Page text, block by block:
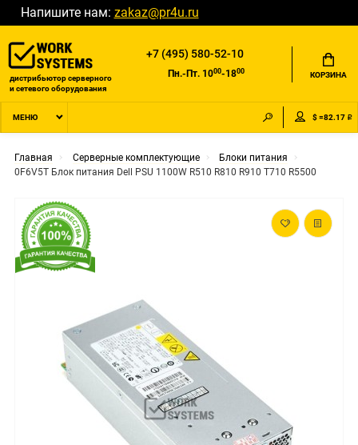
Напишите нам: zakaz@pr4u.ru
дистрибьютор серверного
и сетевого оборудования
+7 (495) 580-52-10
Пн.-Пт. 1000-1800 КОРЗИНА
МЕНЮ $ =82.17 ₽
Главная Серверные комплектующие
Блоки питания
0F6V5T Блок питания Dell PSU 1100W R510 R810 R910 T710 R5500